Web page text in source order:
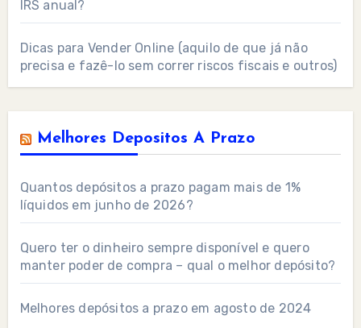
IRS anual?
Dicas para Vender Online (aquilo de que já não
precisa e fazê-lo sem correr riscos fiscais e outros)
Melhores Depositos A Prazo
Quantos depósitos a prazo pagam mais de 1%
líquidos em junho de 2026?
Quero ter o dinheiro sempre disponível e quero
manter poder de compra – qual o melhor depósito?
Melhores depósitos a prazo em agosto de 2024